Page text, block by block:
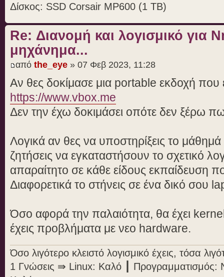
Δίσκος: SSD Corsair MP600 (1 TB)
Re: Διανομή και λογισμικό για
μηχάνημα...
από the_eye » 07 Φεβ 2023, 11:28
Αν θες δοκίμασε μια portable εκδοχή που
https://www.vbox.me
Δεν την έχω δοκιμάσει οπότε δεν ξέρω
Λογικά αν θες να υποστηρίξεις το
ζητήσεις να εγκαταστήσουν το σχετικό
απαραίτητο σε κάθε είδους εκπαίδευση
Διαφορετικά το στήνεις σε ένα δικό σου
Όσο αφορά την παλαιότητα, θα έχει
έχεις προβλήματα με νεο hardware.
Όσο λιγότερο κλειστό λογισμικό έχεις, τόσα
1 Γνώσεις ⇛ Linux: Καλό ┃ Προγραμματισμός: